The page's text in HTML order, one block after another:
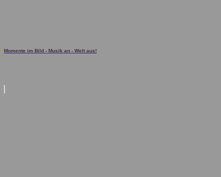
Momente im Bild - Musik an - Welt aus!